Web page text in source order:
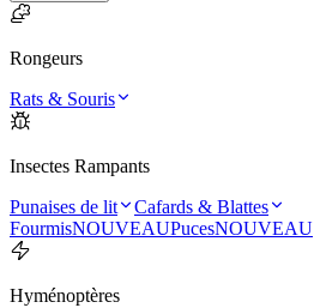
Rongeurs
Rats & Souris
Insectes Rampants
Punaises de lit
Cafards & Blattes
FourmisNOUVEAUPucesNOUVEAU
Hyménoptères